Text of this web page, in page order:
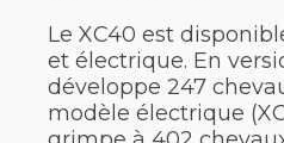
Le XC40 est
et électrique. En
développe 247
modèle électrique